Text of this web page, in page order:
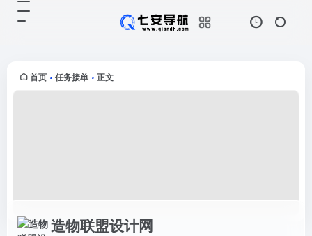
首页 • 任务接单 • 正文
造物联盟设计网